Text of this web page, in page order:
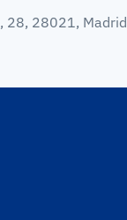
28, 28021, Madrid